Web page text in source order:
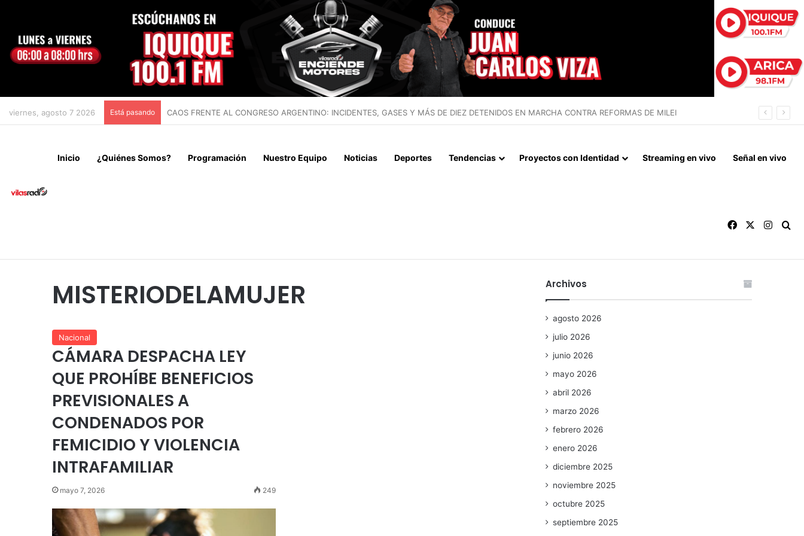
viernes, agosto 7 2026 Está pasando CHILE Y VENEZUELA OFICIALIZAN EL REINICIO DE RELACIONES CONSULARES Y AVANZAN HACIA LA NORMALIZACIÓN DE VÍNCULOS BILATERALES
Inicio ¿Quiénes Somos? Programación Nuestro Equipo Noticias Deportes Tendencias Proyectos con Identidad Streaming en vivo Señal en vivo
Facebook
MISTERIODELAMUJER
Nacional
CÁMARA DESPACHA LEY
QUE PROHÍBE BENEFICIOS
PREVISIONALES A
CONDENADOS POR
FEMICIDIO Y VIOLENCIA
INTRAFAMILIAR
mayo 7, 2026 249
Archivos
agosto 2026
julio 2026
junio 2026
mayo 2026
abril 2026
marzo 2026
febrero 2026
enero 2026
diciembre 2025
noviembre 2025
octubre 2025
septiembre 2025